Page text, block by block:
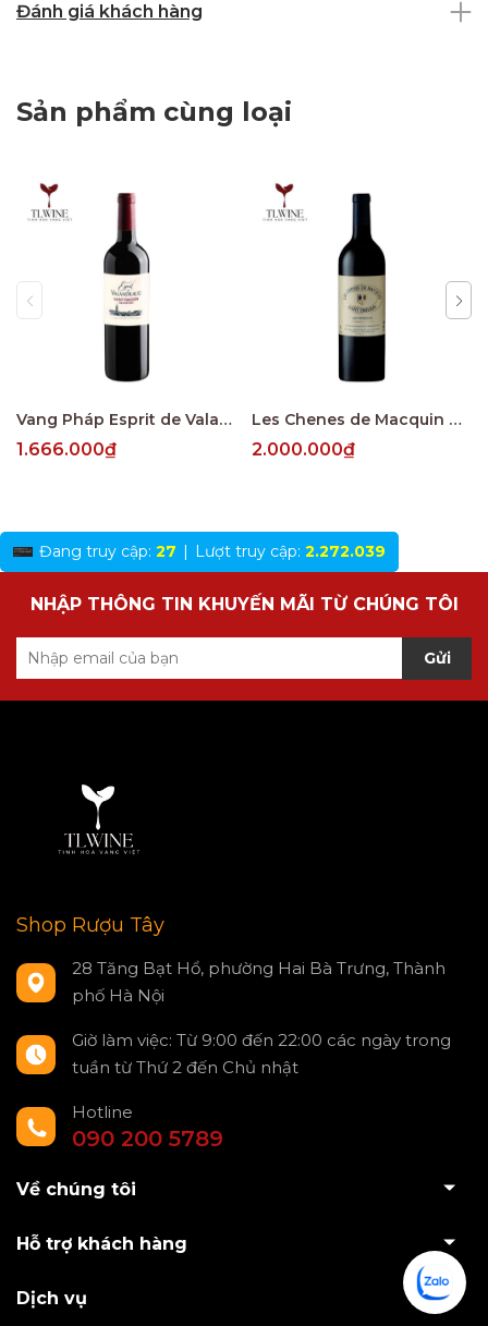
Đánh giá khách hàng
Sản phẩm cùng loại
Vang Pháp Esprit de Valandraud Saint Emillion
1.666.000₫
Les Chenes de Macquin Saint-Emilion Grand Cru
2.000.000₫
Đang truy cập: 27 | Lượt truy cập: 2.272.039
NHẬP THÔNG TIN KHUYẾN MÃI TỪ CHÚNG TÔI
Gửi
Shop Rượu Tây
28 Tăng Bạt Hổ, phường Hai Bà Trưng, Thành
phố Hà Nội
Giờ làm việc: Từ 9:00 đến 22:00 các ngày trong
tuần từ Thứ 2 đến Chủ nhật
Hotline
090 200 5789
Về chúng tôi
Hỗ trợ khách hàng
Dịch vụ